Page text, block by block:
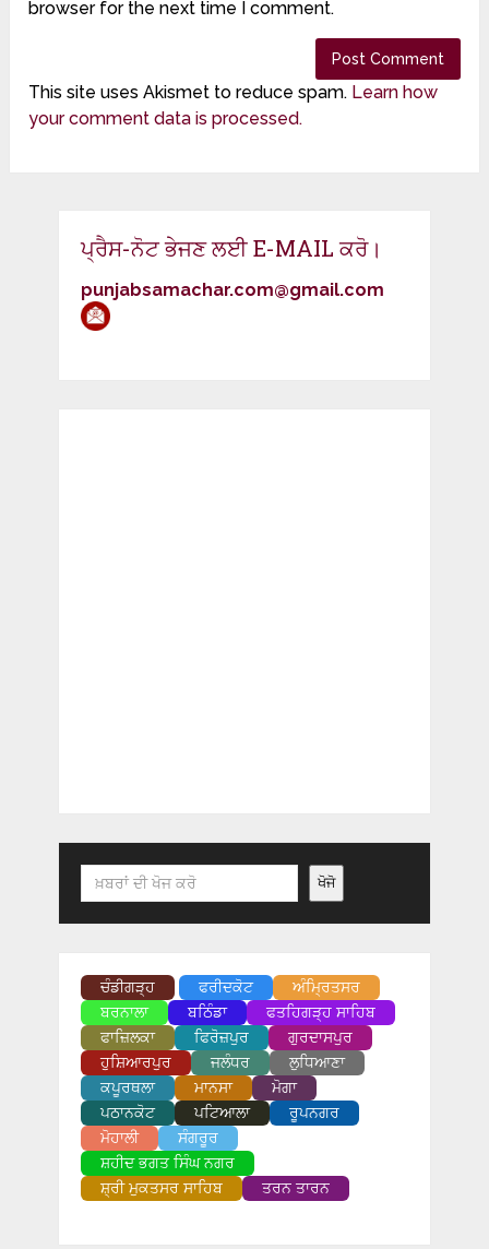
browser for the next time I comment.
This site uses Akismet to reduce spam. Learn how
your comment data is processed.
ਪ੍ਰੈਸ-ਨੋਟ ਭੇਜਣ ਲਈ E-MAIL ਕਰੋ।
punjabsamachar.com@gmail.com
Search ਖੋਜੋ
ਚੰਡੀਗੜ੍ਹ ਫਰੀਦਕੋਟ
ਅੰਮ੍ਰਿਤਸਰ
ਬਰਨਾਲਾ
ਬਠਿੰਡਾ
ਫਤਹਿਗੜ੍ਹ ਸਾਹਿਬ
ਫਾਜ਼ਿਲਕਾ
ਫਿਰੋਜ਼ਪੁਰ
ਗੁਰਦਾਸਪੁਰ
ਹੁਸ਼ਿਆਰਪੁਰ
ਜਲੰਧਰ
ਲੁਧਿਆਣਾ
ਕਪੂਰਥਲਾ
ਮਾਨਸਾ
ਮੋਗਾ
ਪਠਾਨਕੋਟ
ਪਟਿਆਲਾ
ਰੂਪਨਗਰ
ਮੋਹਾਲੀ
ਸੰਗਰੂਰ
ਸ਼ਹੀਦ ਭਗਤ ਸਿੰਘ ਨਗਰ
ਸ਼੍ਰੀ ਮੁਕਤਸਰ ਸਾਹਿਬ
ਤਰਨ ਤਾਰਨ